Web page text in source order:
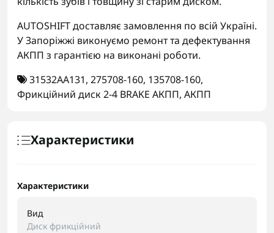
AUTOSHIFT доставляє замовлення по всій Україні.
У Запоріжжі виконуємо ремонт та дефектування
АКПП з гарантією на виконані роботи.
31532AA131, 275708-160, 135708-160,
Фрикційний диск 2-4 BRAKE АКПП, АКПП
Характеристики
Характеристики
Вид
Диск фрикційний